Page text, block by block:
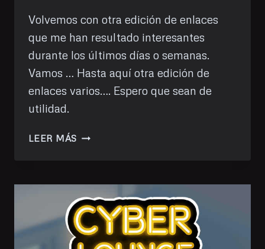
Volvemos con otra edición de enlaces
que me han resultado interesantes
durante los últimos días o semanas.
Vamos … Hasta aquí otra edición de
enlaces varios…. Espero que sean de
utilidad.
LEER MÁS ENLACES